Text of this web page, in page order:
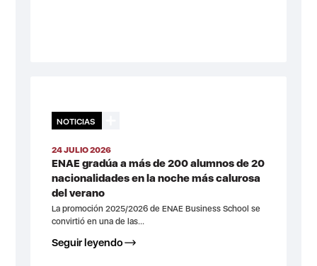
NOTICIAS
24 JULIO 2026
ENAE gradúa a más de 200 alumnos de 20
nacionalidades en la noche más calurosa
del verano
La promoción 2025/2026 de ENAE Business School se
convirtió en una de las...
Seguir leyendo